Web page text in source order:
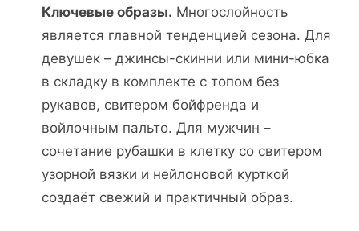
Ключевые образы. Многослойность
является главной тенденцией сезона. Для
девушек – джинсы-скинни или мини-юбка
в складку в комплекте с топом без
рукавов, свитером бойфренда и
войлочным пальто. Для мужчин –
сочетание рубашки в клетку со свитером
узорной вязки и нейлоновой курткой
создаёт свежий и практичный образ.